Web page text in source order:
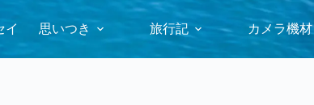
イ 思いつき 旅行記 カメラ機材